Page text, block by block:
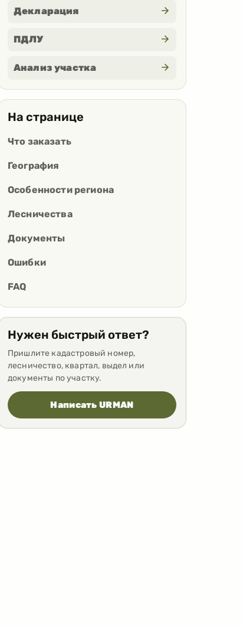
Декларация
ПДЛУ
Анализ участка
На странице
Что заказать
География
Особенности региона
Лесничества
Документы
Ошибки
FAQ
Нужен быстрый ответ?
Пришлите кадастровый номер,
лесничество, квартал, выдел или
документы по участку.
Написать URMAN